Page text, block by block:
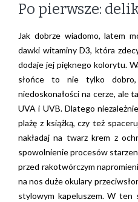
Po pierwsze:
Jak dobrze wiadomo, latem
dawki witaminy D3, która
dodaje jej pięknego kolorytu.
słońce to nie tylko dobro,
niedoskonałości na cerze, ale
UVA i UVB. Dlatego
plażę z książką, czy też
nakładaj na twarz krem z
spowolnienie procesów
przed rakotwórczym
na nos duże okulary
stylowym kapeluszem. W ten